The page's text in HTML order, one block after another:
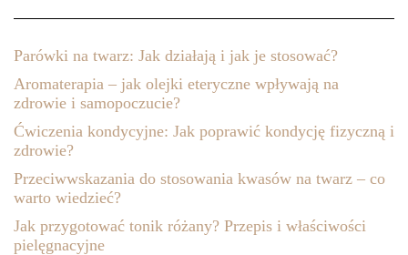
Parówki na twarz: Jak działają i jak je stosować?
Aromaterapia – jak olejki eteryczne wpływają na
zdrowie i samopoczucie?
Ćwiczenia kondycyjne: Jak poprawić kondycję fizyczną i
zdrowie?
Przeciwwskazania do stosowania kwasów na twarz – co
warto wiedzieć?
Jak przygotować tonik różany? Przepis i właściwości
pielęgnacyjne